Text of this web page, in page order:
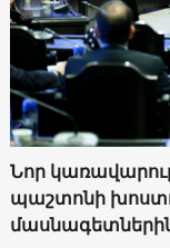
Նոր
պաշտոնի